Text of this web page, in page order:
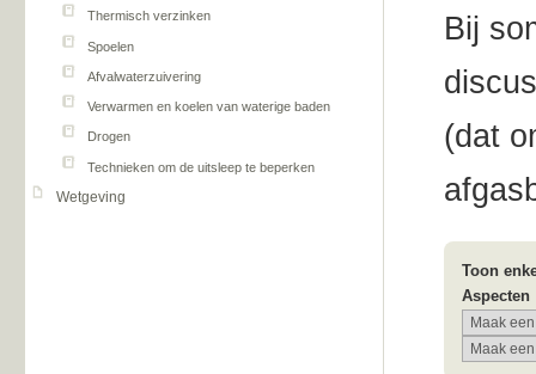
Thermisch verzinken
Spoelen
Afvalwaterzuivering
Verwarmen en koelen van waterige baden
Drogen
Technieken om de uitsleep te beperken
Wetgeving
Bij
(dat
Toon
Aspecten